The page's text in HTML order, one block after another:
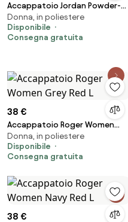
Accappatoio Jordan Powder-
Ecru L
Donna, in poliestere
Disponibile
Consegna gratuita
38 €
Accappatoio Roger Women
Grey Red L
Donna, in poliestere
Disponibile
Consegna gratuita
38 €